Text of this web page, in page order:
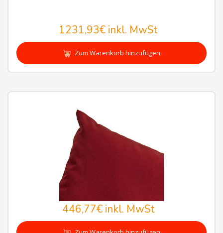
1231,93€ inkl. MwSt
Zum Warenkorb hinzufügen
446,77€inkl. MwSt